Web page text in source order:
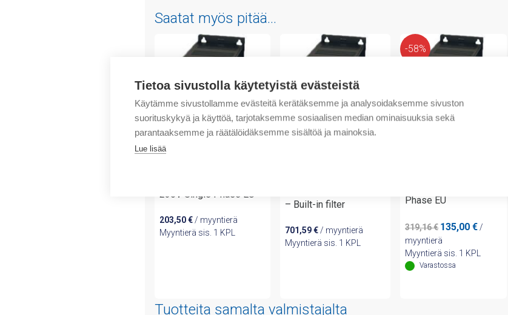
Tietoa sivustolla käytetyistä evästeistä
Käytämme sivustollamme evästeitä kerätäksemme ja analysoidaksemme sivuston
suorituskykyä ja käyttöä, tarjotaksemme sosiaalisen median ominaisuuksia sekä
parantaaksemme ja räätälöidäksemme sisältöä ja mainoksia.
Lue lisää
Saatat myös pitää...
230V Single Phase EU
203,50€ / myyntierä
Myyntierä sis. 1 KPL
– Built-in filter
701,59€/ myyntierä
Myyntierä sis. 1 KPL
-58%
Phase EU
319,16€ Alkuperäinen
hinta
oli:
319,16 €.
135,00€Nykyinen
on:
/
myyntierä
Myyntierä sis. 1 KPL
Varastossa
Tuotteita samalta valmistajalta